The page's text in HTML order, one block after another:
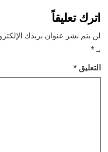
اترك تعليقاً
لن يتم نشر عنوان بريدك
بـ*
التعليق *